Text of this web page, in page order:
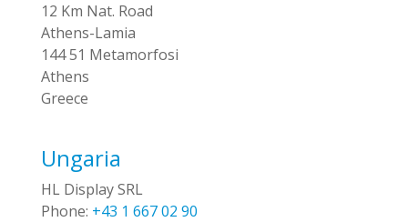
12 Km Nat. Road
Athens-Lamia
144 51 Metamorfosi
Athens
Greece
Ungaria
HL Display SRL
Phone: +43 1 667 02 90